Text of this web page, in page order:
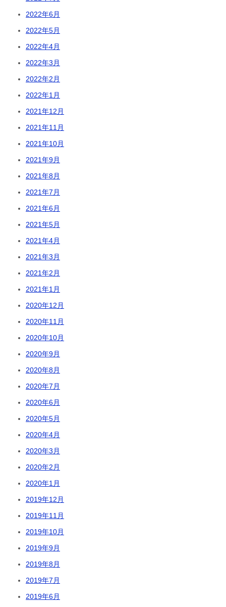
2022年6月
2022年5月
2022年4月
2022年3月
2022年2月
2022年1月
2021年12月
2021年11月
2021年10月
2021年9月
2021年8月
2021年7月
2021年6月
2021年5月
2021年4月
2021年3月
2021年2月
2021年1月
2020年12月
2020年11月
2020年10月
2020年9月
2020年8月
2020年7月
2020年6月
2020年5月
2020年4月
2020年3月
2020年2月
2020年1月
2019年12月
2019年11月
2019年10月
2019年9月
2019年8月
2019年7月
2019年6月